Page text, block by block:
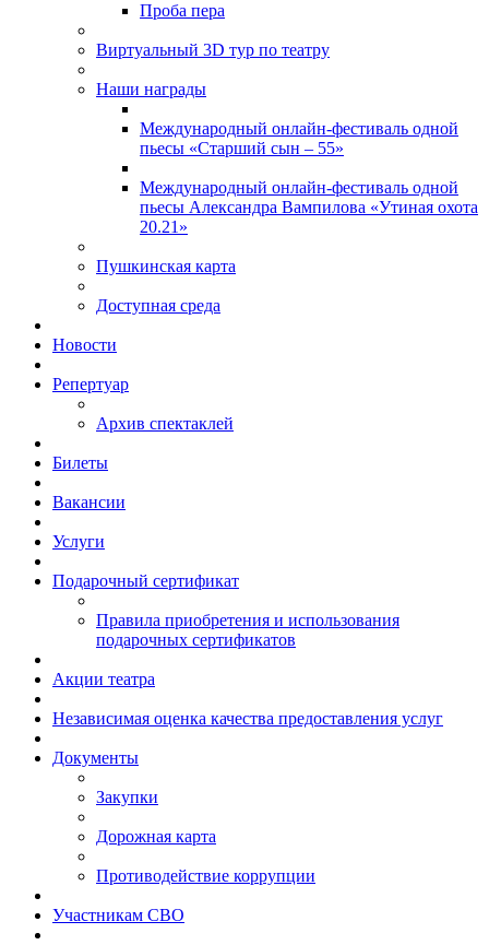
Проба пера
Виртуальный 3D тур по театру
Наши награды
Международный онлайн-фестиваль одной
пьесы «Старший сын – 55»
Международный онлайн-фестиваль одной
пьесы Александра Вампилова «Утиная охота
20.21»
Пушкинская карта
Доступная среда
Новости
Репертуар
Архив спектаклей
Билеты
Вакансии
Услуги
Подарочный сертификат
Правила приобретения и использования
подарочных сертификатов
Акции театра
Независимая оценка качества предоставления услуг
Документы
Закупки
Дорожная карта
Противодействие коррупции
Участникам СВО